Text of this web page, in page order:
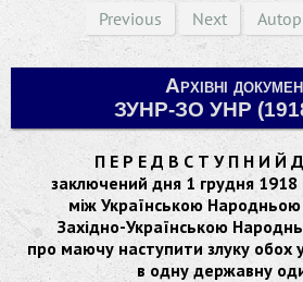
Previous Next
Архівні
ЗУНР-ЗО УНР
П Е Р Е Д В С Т У П Н И Й
заключений дня 1 грудня 1918
між Українською Народньою
Західно-Українською
про маючу наступити злуку обох
в одну державну